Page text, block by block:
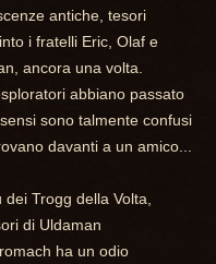
antiche, tesori
i fratelli Eric, Olaf e
ancora una volta.
abbiano passato
sono talmente confusi
davanti a un amico...
Trogg della Volta,
di Uldaman
ha un odio